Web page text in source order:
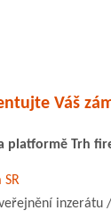
Váš
platformě Trh
SR
inzerátu